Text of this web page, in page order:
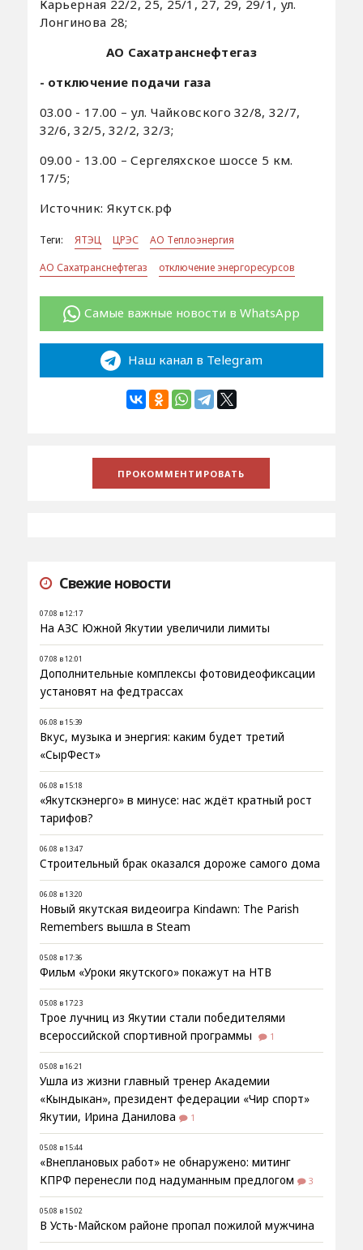
Карьерная 22/2, 25, 25/1, 27, 29, 29/1, ул.
Лонгинова 28;
АО Сахатранснефтегаз
- отключение подачи газа
03.00 - 17.00 – ул. Чайковского 32/8, 32/7,
32/6, 32/5, 32/2, 32/3;
09.00 - 13.00 – Сергеляхское шоссе 5 км.
17/5;
Источник: Якутск.рф
Теги: ЯТЭЦ ЦРЭС
АО Теплоэнергия
АО Сахатранснефтегаз
отключение энергоресурсов
Самые важные новости в WhatsApp
Наш канал в Telegram
Свежие новости
07.08 в 12:17
На АЗС Южной Якутии увеличили лимиты
07.08 в 12:01
Дополнительные комплексы фотовидеофиксации
установят на федтрассах
06.08 в 15:39
Вкус, музыка и энергия: каким будет третий
«СырФест»
06.08 в 15:18
«Якутскэнерго» в минусе: нас ждёт кратный рост
тарифов?
06.08 в 13:47
Строительный брак оказался дороже самого дома
06.08 в 13:20
Новый якутская видеоигра Kindawn: The Parish
Remembers вышла в Steam
05.08 в 17:36
Фильм «Уроки якутского» покажут на НТВ
05.08 в 17:23
Трое лучниц из Якутии стали победителями
всероссийской спортивной программы
1
05.08 в 16:21
Ушла из жизни главный тренер Академии
«Кындыкан», президент федерации «Чир спорт»
Якутии, Ирина Данилова
1
05.08 в 15:44
«Внеплановых работ» не обнаружено: митинг
КПРФ перенесли под надуманным предлогом
3
05.08 в 15:02
В Усть-Майском районе пропал пожилой мужчина